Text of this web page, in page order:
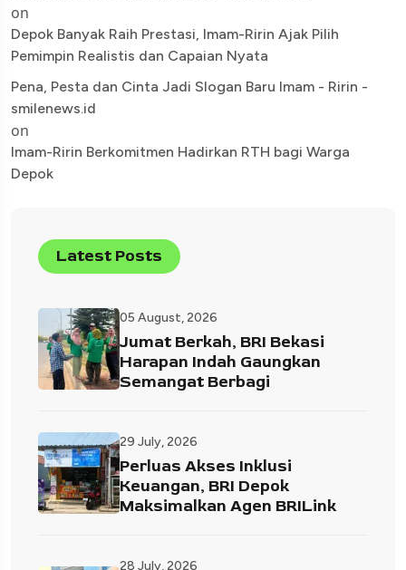
on
Depok Banyak Raih Prestasi, Imam-Ririn Ajak Pilih
Pemimpin Realistis dan Capaian Nyata
Pena, Pesta dan Cinta Jadi Slogan Baru Imam - Ririn -
smilenews.id
on
Imam-Ririn Berkomitmen Hadirkan RTH bagi Warga
Depok
Latest Posts
05 August, 2026
Jumat Berkah, BRI Bekasi
Harapan Indah Gaungkan
Semangat Berbagi
29 July, 2026
Perluas Akses Inklusi
Keuangan, BRI Depok
Maksimalkan Agen BRILink
28 July, 2026